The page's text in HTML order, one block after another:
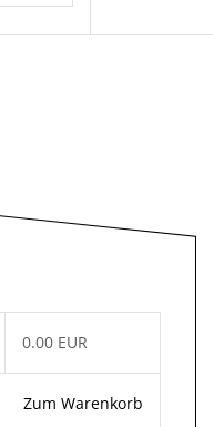
0.00 EUR
Zum Warenkorb